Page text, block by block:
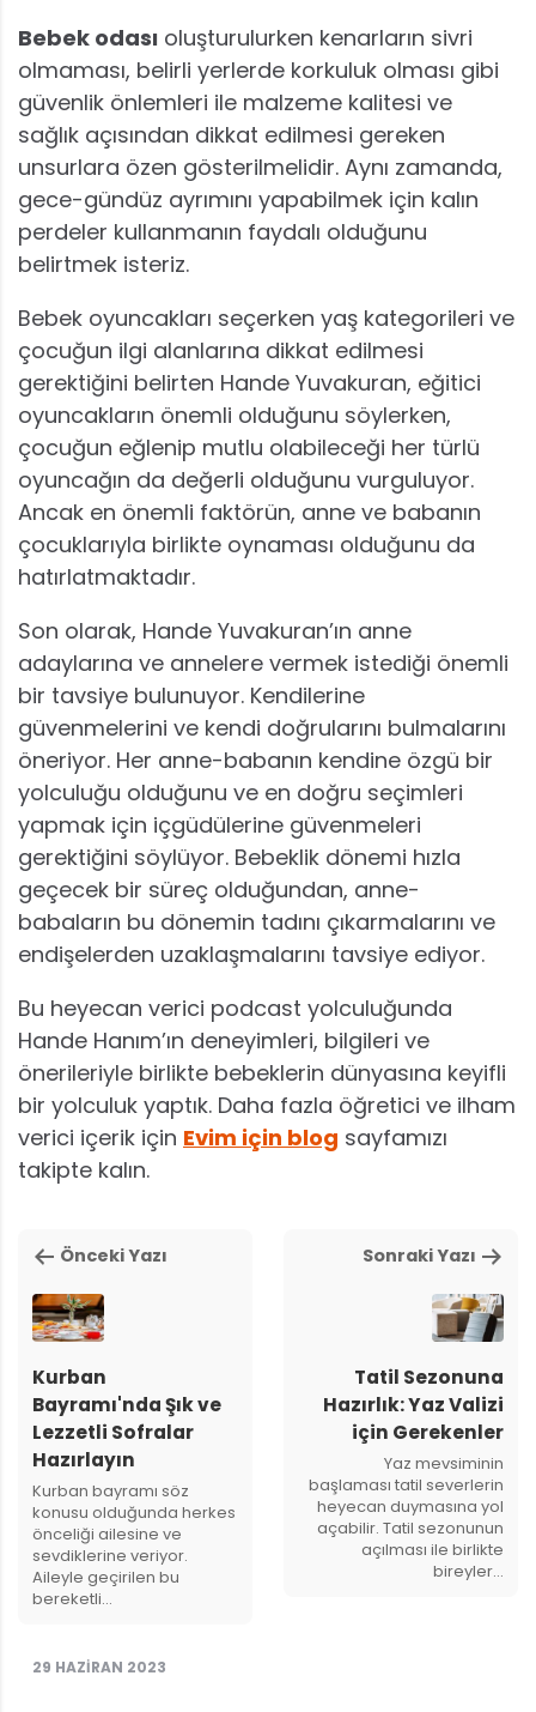
29 HAZIRAN 2023
Bebek odası oluşturulurken kenarların sivri
olmaması, belirli yerlerde korkuluk olması gibi
güvenlik önlemleri ile malzeme kalitesi ve
sağlık açısından dikkat edilmesi gereken
unsurlara özen gösterilmelidir. Aynı zamanda,
gece-gündüz ayrımını yapabilmek için kalın
perdeler kullanmanın faydalı olduğunu
belirtmek isteriz.
Bebek oyuncakları seçerken yaş kategorileri ve
çocuğun ilgi alanlarına dikkat edilmesi
gerektiğini belirten Hande Yuvakuran, eğitici
oyuncakların önemli olduğunu söylerken,
çocuğun eğlenip mutlu olabileceği her türlü
oyuncağın da değerli olduğunu vurguluyor.
Ancak en önemli faktörün, anne ve babanın
çocuklarıyla birlikte oynaması olduğunu da
hatırlatmaktadır.
Son olarak, Hande Yuvakuran’ın anne
adaylarına ve annelere vermek istediği önemli
bir tavsiye bulunuyor. Kendilerine
güvenmelerini ve kendi doğrularını bulmalarını
öneriyor. Her anne-babanın kendine özgü bir
yolculuğu olduğunu ve en doğru seçimleri
yapmak için içgüdülerine güvenmeleri
gerektiğini söylüyor. Bebeklik dönemi hızla
geçecek bir süreç olduğundan, anne-
babaların bu dönemin tadını çıkarmalarını ve
endişelerden uzaklaşmalarını tavsiye ediyor.
Bu heyecan verici podcast yolculuğunda
Hande Hanım’ın deneyimleri, bilgileri ve
önerileriyle birlikte bebeklerin dünyasına keyifli
bir yolculuk yaptık. Daha fazla öğretici ve ilham
verici içerik için Evim için blog sayfamızı
takipte kalın.
Önceki Yazı
Kurban
Bayramı'nda Şık ve
Lezzetli Sofralar
Hazırlayın
Kurban bayramı söz
konusu olduğunda herkes
önceliği ailesine ve
sevdiklerine veriyor.
Aileyle geçirilen bu
bereketli…
Sonraki Yazı
Tatil Sezonuna
Hazırlık: Yaz Valizi
için Gerekenler
Yaz mevsiminin
başlaması tatil severlerin
heyecan duymasına yol
açabilir. Tatil sezonunun
açılması ile birlikte
bireyler…